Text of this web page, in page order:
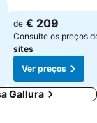
Ver preços
de € 209
Consulte os preços
sites
Ver preços
Gallura